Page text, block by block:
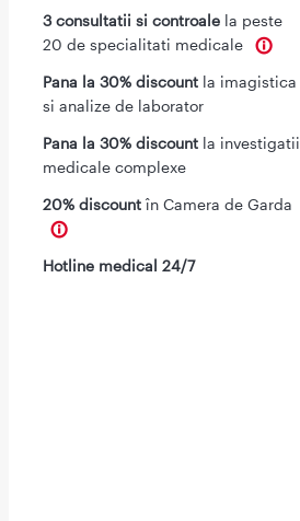
3 consultatii si controale la peste
20 de specialitati medicale
Pana la 30% discount la imagistica
si analize de laborator
Pana la 30% discount la investigatii
medicale complexe
20% discount în Camera de Garda
Hotline medical 24/7